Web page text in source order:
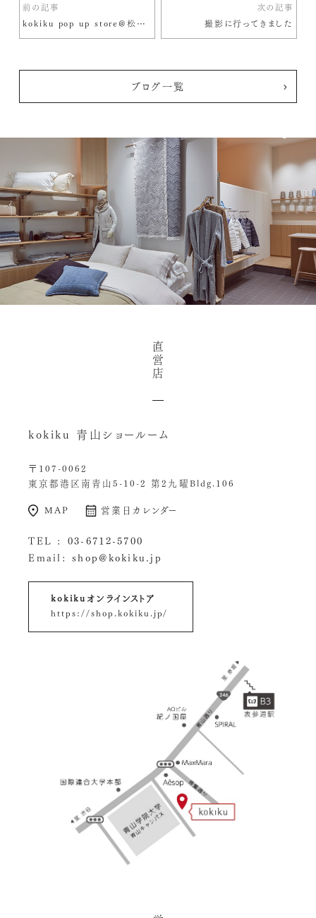
前の記事
kokiku pop up store@松屋銀座 オープンしました
次の記事
撮影に行ってきました
ブログ一覧
直
営
店
kokiku 青山ショールーム
〒107-0062
東京都港区南青山5-10-2 第2九曜Bldg.106
MAP 営業日カレンダー
TEL : 03-6712-5700
Email:shop@kokiku.jp
kokikuオンラインストア
https://shop.kokiku.jp/